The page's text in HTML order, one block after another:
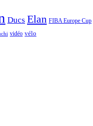
Ducs Elan FIBA Europe Cup
vidéo vélo